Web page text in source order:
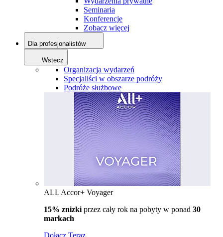
Seminaria
Konferencje
Zobacz więcej
Dla profesjonalistów
Wstecz
Organizacja wydarzeń
Specjaliści w obszarze podróży
Podróże służbowe
ALL Accor+ Voyager
15% znizki przez cały rok na pobyty w ponad 30
markach
Dołącz Teraz